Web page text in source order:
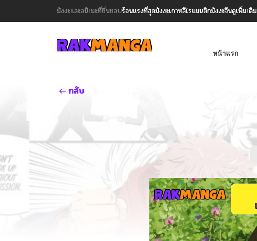
มังงะและอนิเมะที่ชื่นชอบร้อนแรงที่สุดมังงะเกาหลีโรแมนติกมังงะจีนดูเพิ่มเติม
หน้าแรก
กลับ